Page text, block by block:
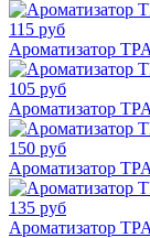
115 руб
Ароматизатор
105 руб
Ароматизатор
150 руб
Ароматизатор
135 руб
Ароматизатор